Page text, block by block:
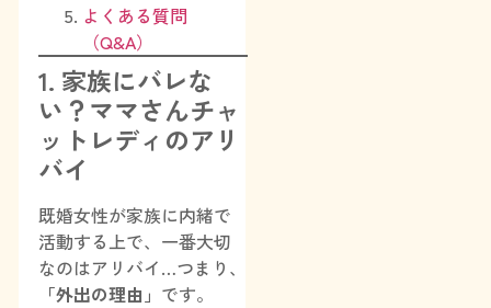
よくある質問
（Q&A）
1. 家族にバレな
い？ママさんチャ
ットレディのアリ
バイ
既婚女性が家族に内緒で
活動する上で、一番大切
なのはアリバイ…つまり、
「外出の理由」 です。